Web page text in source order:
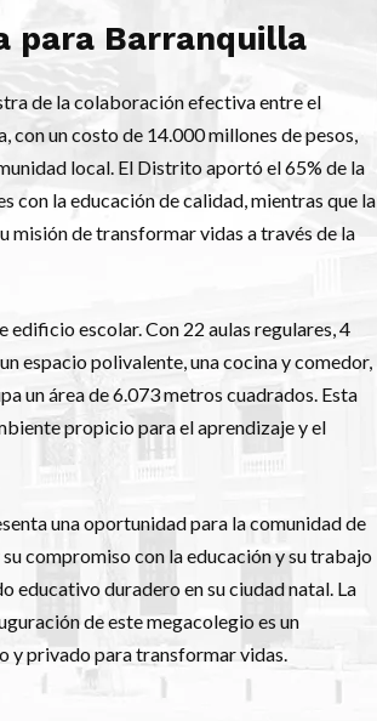
para Barranquilla
de la colaboración efectiva entre el
con un costo de 14.000 millones de pesos,
local. El Distrito aportó el 65% de la
con la educación de calidad, mientras que la
misión de transformar vidas a través de la
edificio escolar. Con 22 aulas regulares, 4
espacio polivalente, una cocina y comedor,
un área de 6.073 metros cuadrados. Esta
propicio para el aprendizaje y el
una oportunidad para la comunidad de
compromiso con la educación y su trabajo
educativo duradero en su ciudad natal. La
de este megacolegio es un
y privado para transformar vidas.